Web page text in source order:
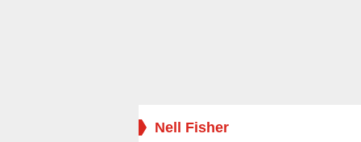
Nell Fisher